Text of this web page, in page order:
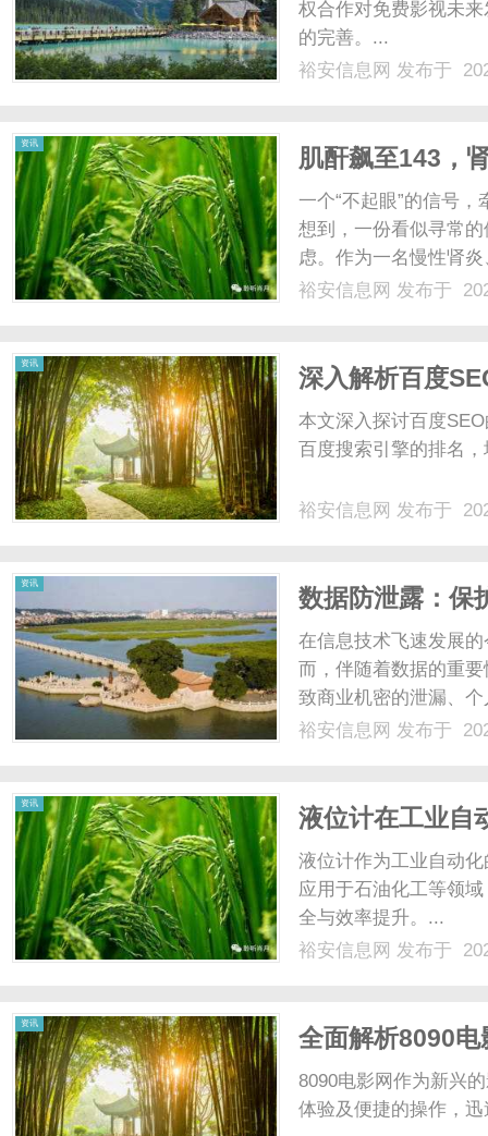
权合作对免费影视未
的完善。...
裕安信息网 发布于
资讯
肌酐飙至143，
凯峰主任这里重
一个“不起眼”的信号
想到，一份看似寻常
虑。作为一名慢性肾
制着病情。然而，今
裕安信息网 发布于
资讯
深入解析百度
本文深入探讨百度
百度搜索引擎的排名
裕安信息网 发布于
资讯
数据防泄露：保
在信息技术飞速发展
而，伴随着数据的重
致商业机密的泄漏、
损害。因此，了解数
裕安信息网 发布于
资讯
液位计在工业自
液位计作为工业自动
应用于石油化工等领
全与效率提升。...
裕安信息网 发布于
资讯
全面解析8090
8090电影网作为新兴
体验及便捷的操作，